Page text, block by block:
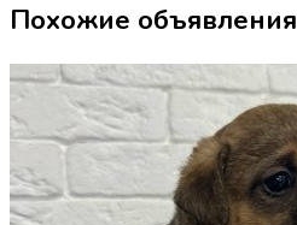
Похожие объявления